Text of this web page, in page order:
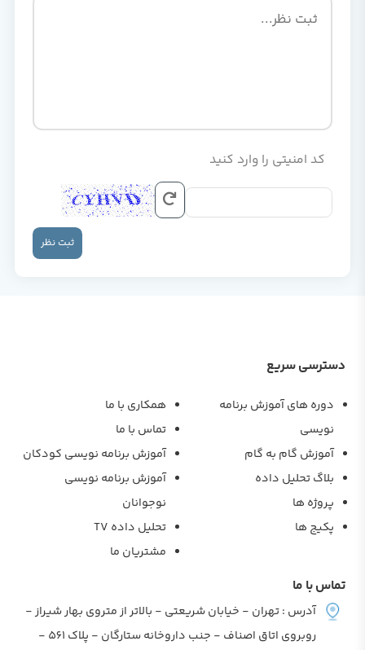
کد امنیتی را وارد کنید
ثبت نظر
دسترسی سریع
دوره های آموزش برنامه
نویسی
آموزش گام به گام
بلاگ تحلیل داده
پروژه ها
پکیج ها
همکاری با ما
تماس با ما
آموزش برنامه نویسی کودکان
آموزش برنامه نویسی
نوجوانان
تحلیل داده TV
مشتریان ما
تماس با ما
آدرس : تهران - خیابان شریعتی - بالاتر از متروی بهار شیراز -
روبروی اتاق اصناف - جنب داروخانه ستارگان - پلاک 561 -